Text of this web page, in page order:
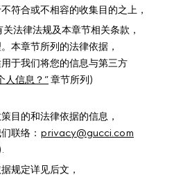
符合或不相容的收集目的之上，
法律法规及本章节相关条款，
本章节所列的法律依据，
于我们将您的信息与第三方
人信息？”章节所列)
目的和法律依据的信息，
联络： privacy@gucci.com
规定详见后文，